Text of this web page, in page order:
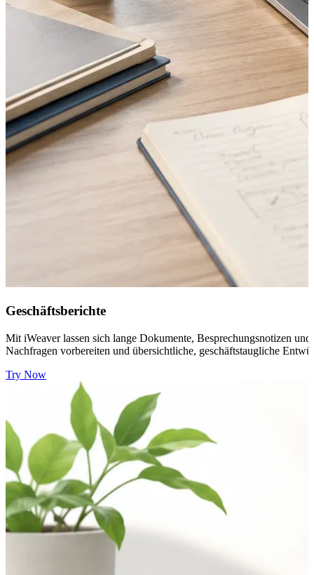
Geschäftsberichte
Mit iWeaver lassen sich lange Dokumente, Besprechungsnotizen
Nachfragen vorbereiten und übersichtliche, geschäftstaugliche
Try Now